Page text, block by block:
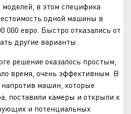
в этом специфика
одной машины в
000 евро. Быстро отказались от
другие варианты.
решение оказалось простым,
время, очень эффективным. В
машин, которые
поставили камеры и открыли к
и потенциальных